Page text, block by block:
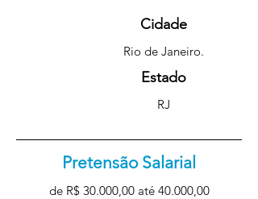
Cidade
Rio de Janeiro.
Estado
RJ
Pretensão Salarial
de R$ 30.000,00 até 40.000,00